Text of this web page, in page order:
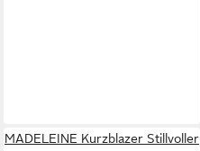
MADELEINE Kurzblazer Stillvoller